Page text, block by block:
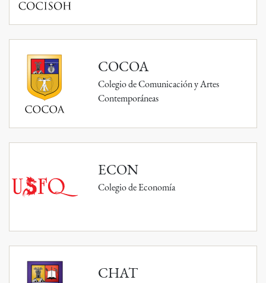
COCOA
Colegio de Comunicación y Artes
Contemporáneas
ECON
Colegio de Economía
CHAT